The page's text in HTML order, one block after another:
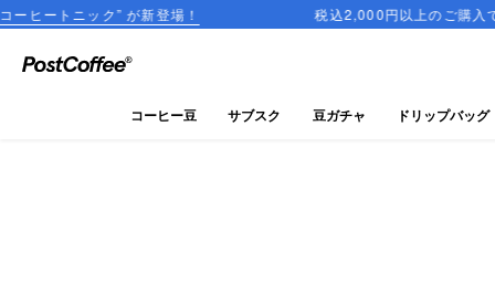
ク” が新登場！ 税込2,000円以上のご購入で送料無料
close
コーヒー豆 サブスク 豆ガチャ ドリップバッグ